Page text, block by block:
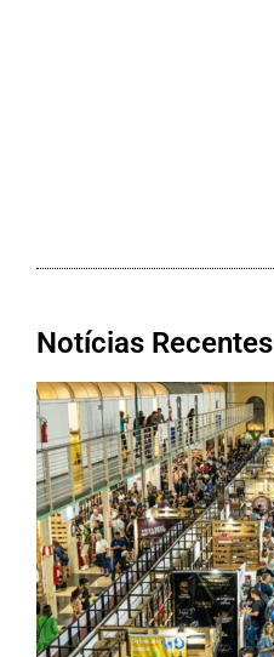
Notícias Recentes